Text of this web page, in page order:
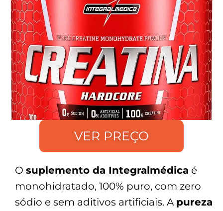
VER PREÇO
O suplemento da Integralmédica é
monohidratado, 100% puro, com zero
sódio e sem aditivos artificiais. A pureza